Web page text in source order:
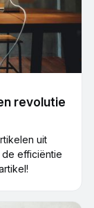
revolutie
uit
efficiëntie